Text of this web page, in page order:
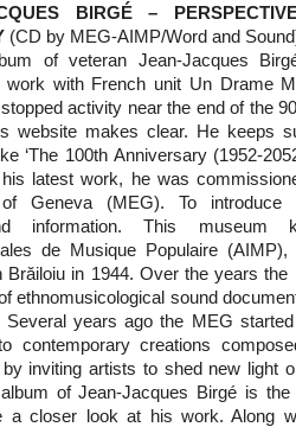
BIRGÉ –
(CD by MEG-AIMP/Word and
of veteran Jean-Jacques
work with French unit Un Drame
activity near the end of the
website makes clear. He keeps
‘The 100th Anniversary (1952-
latest work, he was
of Geneva (MEG). To
information. This museum
de Musique Populaire
Brăiloiu in 1944. Over the years
ethnomusicological sound
Several years ago the MEG
contemporary creations
by inviting artists to shed new light
of Jean-Jacques Birgé is
a closer look at his work. Along